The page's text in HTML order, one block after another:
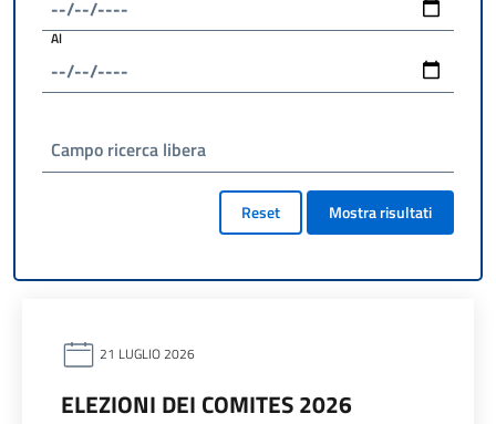
Al
Campo ricerca libera
Reset Mostra risultati
21 LUGLIO 2026
ELEZIONI DEI COMITES 2026